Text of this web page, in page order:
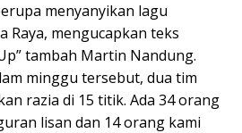
menyanyikan lagu
Raya, mengucapkan teks
tambah Martin Nandung.
minggu tersebut, dua tim
razia di 15 titik. Ada 34 orang
lisan dan 14 orang kami